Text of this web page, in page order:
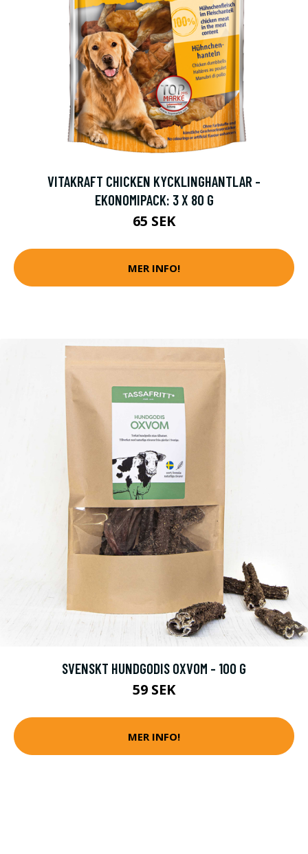
VITAKRAFT CHICKEN KYCKLINGHANTLAR -
EKONOMIPACK: 3 X 80 G
65 SEK
MER INFO!
SVENSKT HUNDGODIS OXVOM - 100 G
59 SEK
MER INFO!